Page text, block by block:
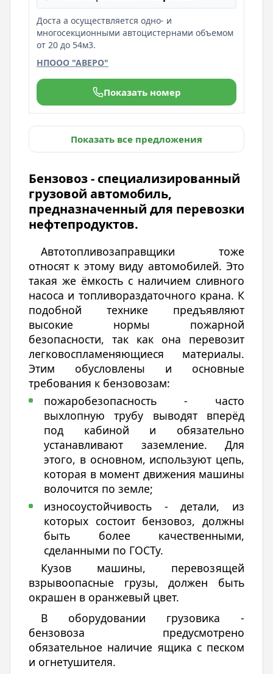
Доста а осуществляется одно- и
многосекционными автоцистернами объемом
от 20 до 54м3.
НПООО "АВЕРО"
Показать номер
Показать все предложения
Бензовоз - специализированный
грузовой автомобиль,
предназначенный для перевозки
нефтепродуктов.
Автотопливозаправщики тоже
относят к этому виду автомобилей. Это
такая же ёмкость с наличием сливного
насоса и топливораздаточного крана. К
подобной технике предъявляют
высокие нормы пожарной
безопасности, так как она перевозит
легковоспламеняющиеся материалы.
Этим обусловлены и основные
требования к бензовозам:
пожаробезопасность - часто
выхлопную трубу выводят вперёд
под кабиной и обязательно
устанавливают заземление. Для
этого, в основном, используют цепь,
которая в момент движения машины
волочится по земле;
износоустойчивость - детали, из
которых состоит бензовоз, должны
быть более качественными,
сделанными по ГОСТу.
Кузов машины, перевозящей
взрывоопасные грузы, должен быть
окрашен в оранжевый цвет.
В оборудовании грузовика -
бензовоза предусмотрено
обязательное наличие ящика с песком
и огнетушителя.